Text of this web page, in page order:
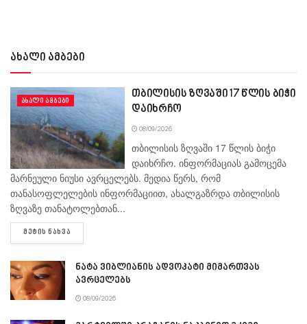
ახალი ამბები
ᲐᲮᲐᲚᲘ ᲐᲛᲑᲔᲑᲘ
თბილისის ზღვაში 17 წლის ბიჭი
დაიხრჩო
08/09/2026
თბილისის ზღვაში 17 წლის ბიჭი
დაიხრჩო. ინფორმაციას გამოცემა
მარნეული ნიუსი ავრცელებს. მედია წერს, რომ
თანასოფლელების ინფორმაციით, ახალგაზრდა თბილისის
ზღვაზე თანატოლებთან...
ᲛᲔᲢᲘᲡ ᲜᲐᲮᲕᲐ
ნატა ვიბლიანის ადვოკატი მიმართვას
ავრცელებს
08/09/2026